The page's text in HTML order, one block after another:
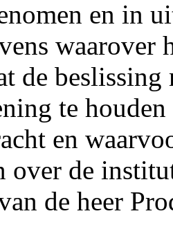
en in
de
te
en
over de
de heer